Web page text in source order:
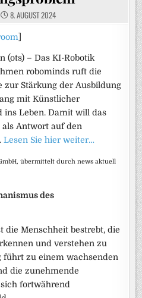
8. AUGUST 2024
(ots) – Das KI-Robotik
robominds ruft die
zur Stärkung der Ausbildung
mit Künstlicher
Leben. Damit will das
Antwort auf den
Lesen Sie hier weiter…
übermittelt durch news aktuell
des
die Menschheit bestrebt, die
und verstehen zu
führt zu einem wachsenden
die zunehmende
fortwährend